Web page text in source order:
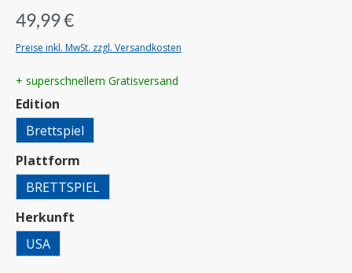
49,99 €
Preise inkl. MwSt. zzgl. Versandkosten
+ superschnellem Gratisversand
Edition
Brettspiel
Plattform
BRETTSPIEL
Herkunft
USA